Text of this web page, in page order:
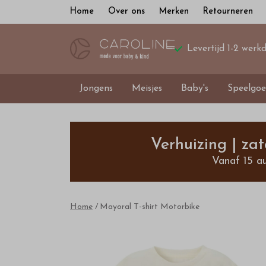
Home Over ons Merken Retourneren
Levertijd 1-2
Jongens Meisjes Baby's
Mayoral
Motorbike
Verhuizing |
Vanaf 15
Home Mayoral T-shirt Motorbike